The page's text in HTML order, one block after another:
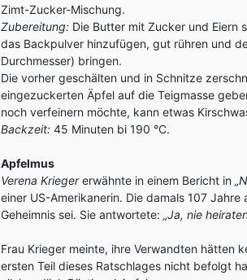
Zimt-Zucker-Mischung.
Zubereitung: Die Butter mit Zucker und Eiern
das Backpulver hinzufügen, gut rühren und
Durchmesser) bringen.
Die vorher geschälten und in Schnitze
eingezuckerten Äpfel auf die Teigmasse
noch verfeinern möchte, kann etwas
Backzeit: 45 Minuten bi 190 °C.
Apfelmus
Verena Kriegererwähnte in einem Bericht in
einer US-Amerikanerin. Die damals 107
Geheimnis sei. Sie antwortete: „Ja, nie
Frau Krieger meinte, ihre Verwandten hätten
ersten Teil dieses Ratschlages nicht befolgt